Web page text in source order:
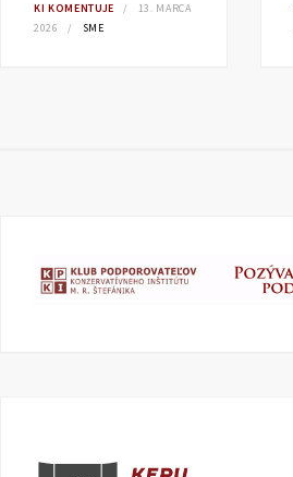
KI KOMENTUJE
13. MARCA
2026
SME